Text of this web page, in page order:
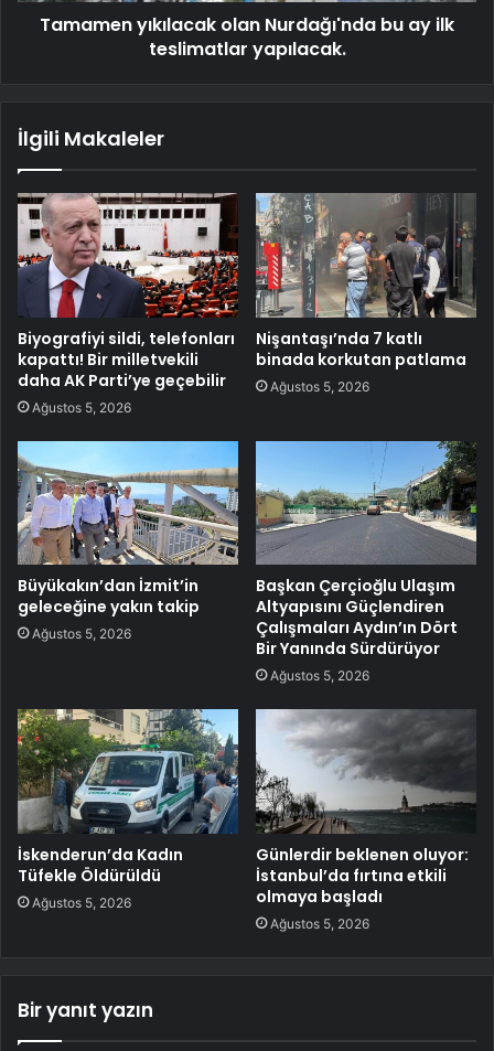
Tamamen yıkılacak olan Nurdağı'nda bu ay ilk
teslimatlar yapılacak.
İlgili Makaleler
Biyografiyi sildi, telefonları
kapattı! Bir milletvekili
daha AK Parti’ye geçebilir
Ağustos 5, 2026
Nişantaşı’nda 7 katlı
binada korkutan patlama
Ağustos 5, 2026
Büyükakın’dan İzmit’in
geleceğine yakın takip
Ağustos 5, 2026
Başkan Çerçioğlu Ulaşım
Altyapısını Güçlendiren
Çalışmaları Aydın’ın Dört
Bir Yanında Sürdürüyor
Ağustos 5, 2026
İskenderun’da Kadın
Tüfekle Öldürüldü
Ağustos 5, 2026
Günlerdir beklenen oluyor:
İstanbul’da fırtına etkili
olmaya başladı
Ağustos 5, 2026
Bir yanıt yazın